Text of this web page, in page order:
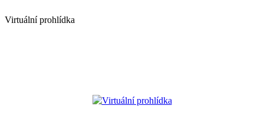
Virtuální prohlídka
Virtuální prohlídka